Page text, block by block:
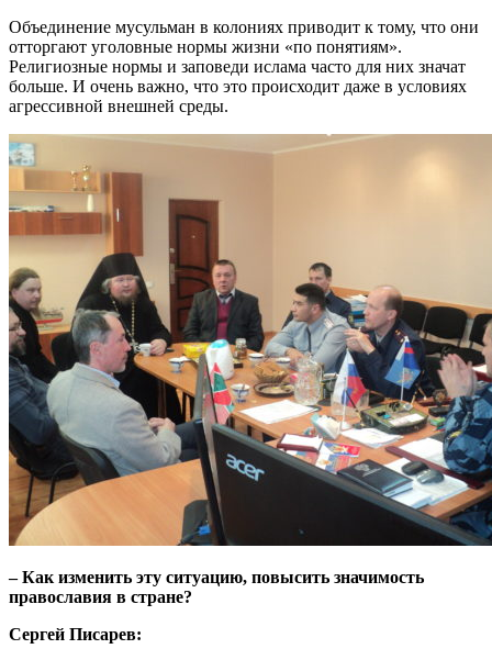
Объединение мусульман в колониях приводит к тому, что они
отторгают уголовные нормы жизни «по понятиям».
Религиозные нормы и заповеди ислама часто для них значат
больше. И очень важно, что это происходит даже в условиях
агрессивной внешней среды.
– Как изменить эту ситуацию, повысить значимость
православия в стране?
Сергей Писарев: